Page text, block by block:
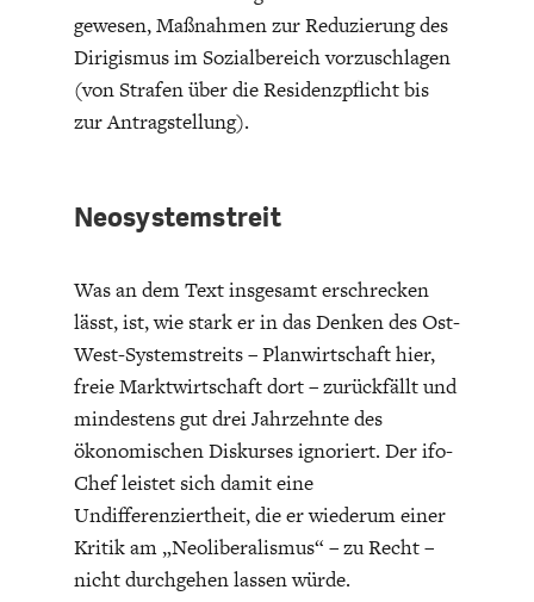
gewesen, Maßnahmen zur Reduzierung des
Dirigismus im Sozialbereich vorzuschlagen
(von Strafen über die Residenzpflicht bis
zur Antragstellung).
Neosystemstreit
Was an dem Text insgesamt erschrecken
lässt, ist, wie stark er in das Denken des Ost-
West-Systemstreits – Planwirtschaft hier,
freie Marktwirtschaft dort – zurückfällt und
mindestens gut drei Jahrzehnte des
ökonomischen Diskurses ignoriert. Der ifo-
Chef leistet sich damit eine
Undifferenziertheit, die er wiederum einer
Kritik am „Neoliberalismus“ – zu Recht –
nicht durchgehen lassen würde.